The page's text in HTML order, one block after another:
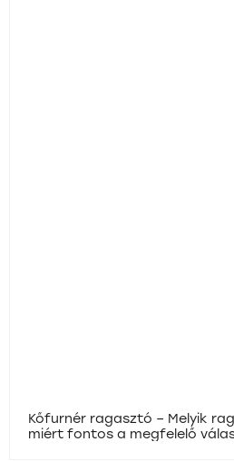
Kőfurnér ragasztó – Melyik
miért fontos a megfelelő